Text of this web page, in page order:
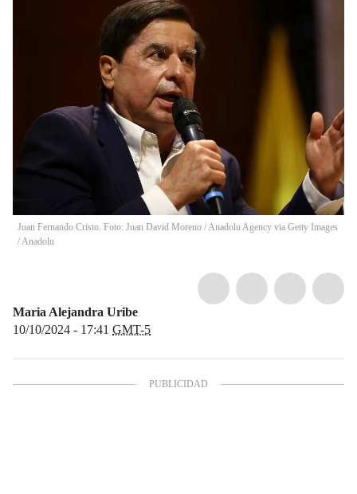
Juan Fernando Cristo. Foto: Juan David Moreno / Anadolu Agency via Getty Images
/Anadolu
Maria Alejandra Uribe
10/10/2024 - 17:41 GMT-5